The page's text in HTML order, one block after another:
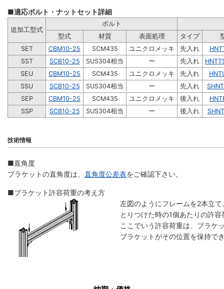
■適応ボルト・ナットセット詳細
追加工型式
ボルト
型式
材質 表面処理 タイプ
SET
CBM10-25 SCM435 ユニクロメッキ 先入れ
SST
SCB10-25 SUS304相当 ー 先入れ
SEU
CBM10-25 SCM435 ユニクロメッキ 先入れ
SSU
SCB10-25 SUS304相当 ー 先入れ
SEP
CBM10-25 SCM435 ユニクロメッキ 後入れ
SSP
SCB10-25 SUS304相当 ー 後入れ
技術情報
■直角度
ブラケットの直角度は、 直角度公差表をご確認下さい。
■ブラケット許容荷重の考え方
左図のようにフレームを2本立
とりつけた時の1個あたりの許
ここでいう許容荷重は、ブラケ
ブラケットがその位置を保持で